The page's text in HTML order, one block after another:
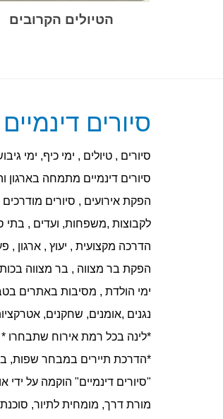
הטיולים הקרובים
סיורים
סיורים , טיולים , ימי כיף, ימי
סיורים דינמיים מתמחה בארגון
הפקת אירועים , סיורים מודרכים
לקבוצות ,משפחות, ועדים , בתי
הדרכה מקצועית , יעוץ , ארגון ,
הפקת בר מצווה , בר מצווה
ימי הולדת , מסיבות באתרים
נגנים ,אומנים, שחקנים,
*לינה בכל רמת אירוח שתבחרו *
*הדרכת תיירים במבחר שפות,
"סיורים דינמיים" הוקמה על ידי
מורת דרך, מומחית לתיור, סוכנת